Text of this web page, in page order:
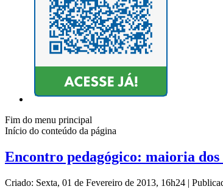
Fim do menu principal
Início do conteúdo da página
Encontro pedagógico: maioria
Criado: Sexta, 01 de Fevereiro de 2013, 16h24 |